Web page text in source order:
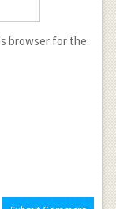
browser for the